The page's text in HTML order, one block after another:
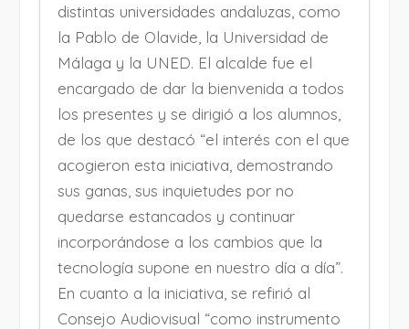
distintas universidades andaluzas, como
la Pablo de Olavide, la Universidad de
Málaga y la UNED. El alcalde fue el
encargado de dar la bienvenida a todos
los presentes y se dirigió a los alumnos,
de los que destacó “el interés con el que
acogieron esta iniciativa, demostrando
sus ganas, sus inquietudes por no
quedarse estancados y continuar
incorporándose a los cambios que la
tecnología supone en nuestro día a día”.
En cuanto a la iniciativa, se refirió al
Consejo Audiovisual “como instrumento